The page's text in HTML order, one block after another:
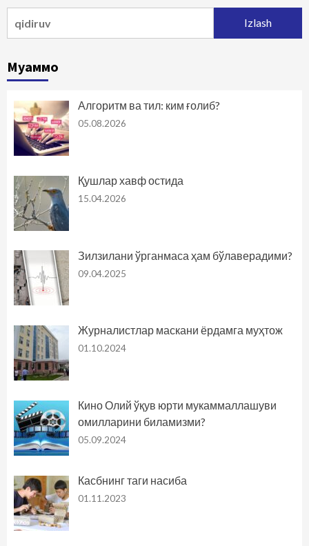
Муаммо
Алгоритм ва тил: ким ғолиб?
05.08.2026
Қушлар хавф остида
15.04.2026
Зилзилани ўрганмаса ҳам бўлаверадими?
09.04.2025
Журналистлар маскани ёрдамга муҳтож
01.10.2024
Кино Олий ўқув юрти мукаммаллашуви
омилларини биламизми?
05.09.2024
Касбнинг таги насиба
01.11.2023